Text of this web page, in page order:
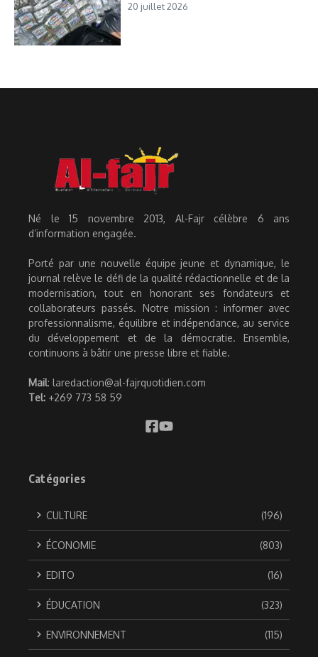
20 juillet 2026
Né le 15 novembre 2013, Al-Fajr célèbre 6 ans
d’information engagée.
Porté par une nouvelle équipe jeune et dynamique, le
journal relève le défi de la qualité rédactionnelle et de la
modernisation, tout en honorant ses fondateurs et
collaborateurs passés. Notre mission : informer avec
professionnalisme, équilibre et indépendance, au service
du développement et de la démocratie. Ensemble,
continuons à bâtir une presse libre et fiable.
Mail: laredaction@al-fajrquotidien.com
Tel: +269 773 58 59
Catégories
CULTURE (196)
ÉCONOMIE (803)
EDITO (16)
ÉDUCATION (323)
ENVIRONNEMENT (115)